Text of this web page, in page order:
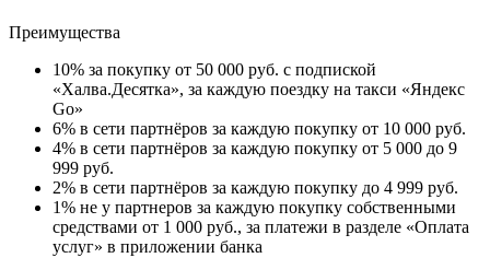
Преимущества
10% за покупку от 50 000 руб. с подпиской
«Халва.Десятка», за каждую поездку на такси «Яндекс
Go»
6% в сети партнёров за каждую покупку от 10 000 руб.
4% в сети партнёров за каждую покупку от 5 000 до 9
999 руб.
2% в сети партнёров за каждую покупку до 4 999 руб.
1% не у партнеров за каждую покупку собственными
средствами от 1 000 руб., за платежи в разделе «Оплата
услуг» в приложении банка